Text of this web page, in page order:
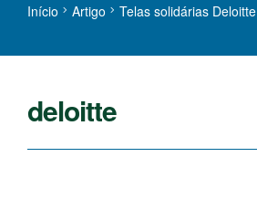
Início Artigo Telas solidárias Deloitte
deloitte